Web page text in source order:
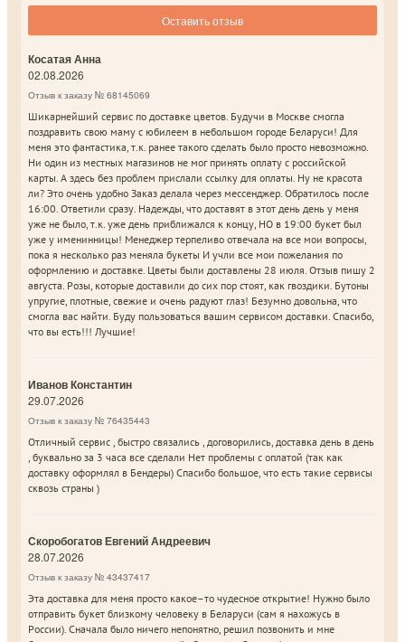
Оставить отзыв
Косатая Анна
02.08.2026
Отзыв к заказу № 68145069
Шикарнейший сервис по доставке цветов. Будучи в Москве смогла
поздравить свою маму с юбилеем в небольшом городе Беларуси! Для
меня это фантастика, т.к. ранее такого сделать было просто невозможно.
Ни один из местных магазинов не мог принять оплату с российской
карты. А здесь без проблем прислали ссылку для оплаты. Ну не красота
ли? Это очень удобно Заказ делала через мессенджер. Обратилось после
16:00. Ответили сразу. Надежды, что доставят в этот день день у меня
уже не было, т.к. уже день приближался к концу, НО в 19:00 букет был
уже у именинницы! Менеджер терпеливо отвечала на все мои вопросы,
пока я несколько раз меняла букеты И учли все мои пожелания по
оформлению и доставке. Цветы были доставлены 28 июля. Отзыв пишу 2
августа. Розы, которые доставили до сих пор стоят, как гвоздики. Бутоны
упругие, плотные, свежие и очень радуют глаз! Безумно довольна, что
смогла вас найти. Буду пользоваться вашим сервисом доставки. Спасибо,
что вы есть!!! Лучшие!
Иванов Константин
29.07.2026
Отзыв к заказу № 76435443
Отличный сервис , быстро связались , договорились, доставка день в день
, буквально за 3 часа все сделали Нет проблемы с оплатой (так как
доставку оформлял в Бендеры) Спасибо большое, что есть такие сервисы
сквозь страны )
Скоробогатов Евгений Андреевич
28.07.2026
Отзыв к заказу № 43437417
Эта доставка для меня просто какое–то чудесное открытие! Нужно было
отправить букет близкому человеку в Беларуси (сам я нахожусь в
России). Сначала было ничего непонятно, решил позвонить и мне